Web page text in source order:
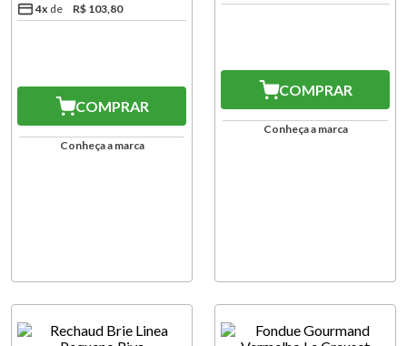
4x R$ 103,80
COMPRAR
Conheça a marca
COMPRAR
Conheça a marca